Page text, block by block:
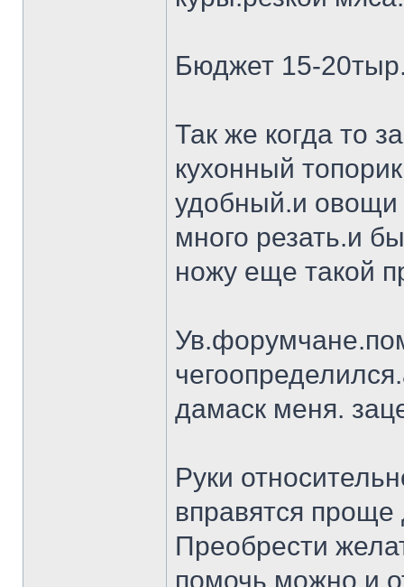
Бюджет 15-
Так же когда то
кухонный
удобный.и овощи
много резать.и
ножу еще такой
дамаск меня.
Руки
вправятся
Преобрести
помочь.можно и